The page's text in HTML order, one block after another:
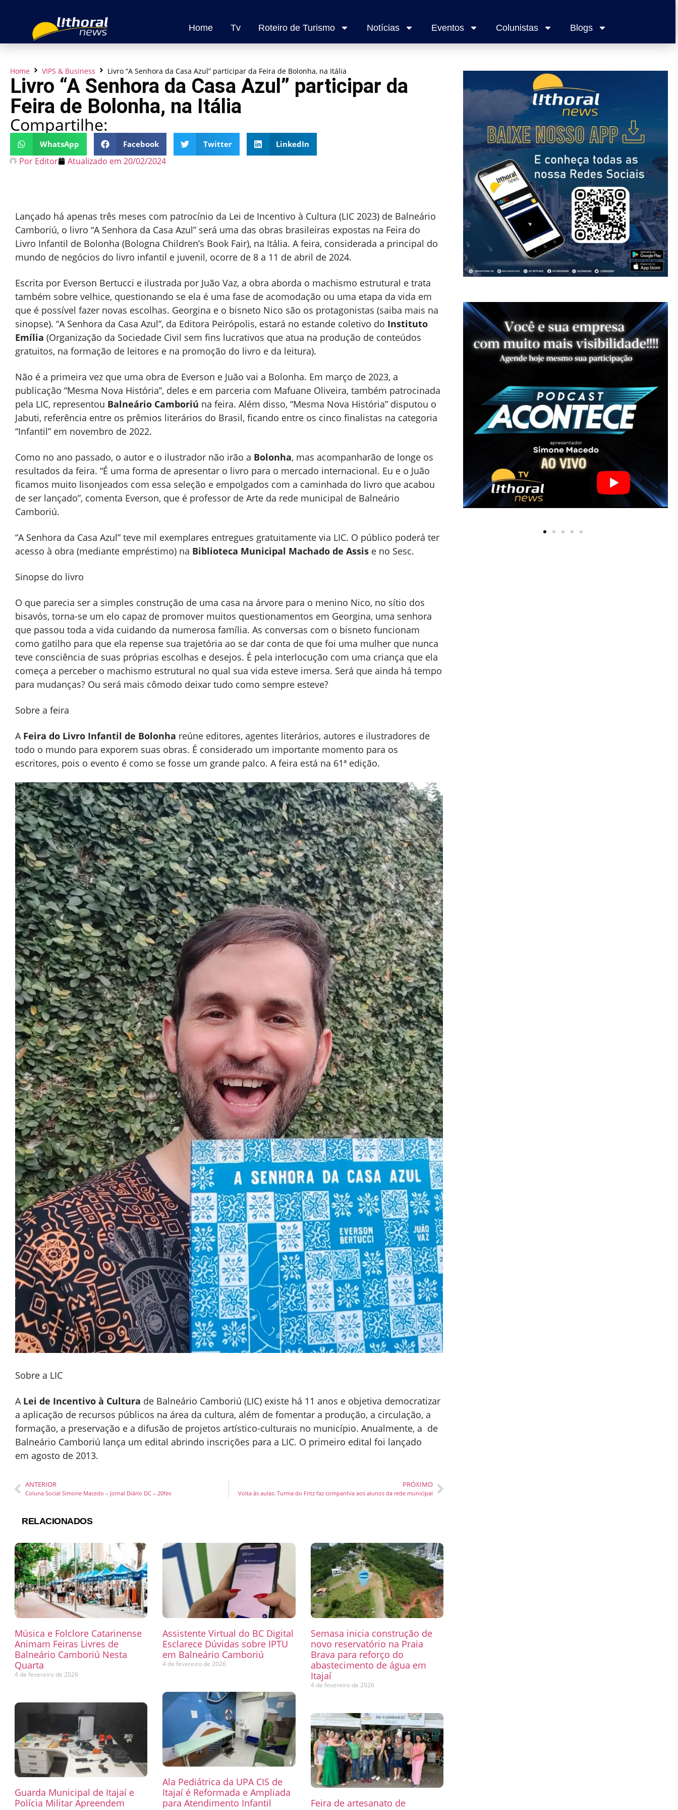
Home Tv Roteiro de Turismo Notícias Eventos Colunistas Blogs
Home VIPS & Business Livro “A Senhora da Casa Azul” participar da Feira de Bolonha, na Itália
Livro “A Senhora da Casa Azul” participar da
Feira de Bolonha, na Itália
Compartilhe:
WhatsApp Facebook Twitter LinkedIn
Por Editor Atualizado em 20/02/2024
Lançado há apenas três meses com patrocínio da Lei de Incentivo à Cultura (LIC 2023) de Balneário
Camboriú, o livro “A Senhora da Casa Azul” será uma das obras brasileiras expostas na Feira do
Livro Infantil de Bolonha (Bologna Children’s Book Fair), na Itália. A feira, considerada a principal do
mundo de negócios do livro infantil e juvenil, ocorre de 8 a 11 de abril de 2024.
Escrita por Everson Bertucci e ilustrada por Juão Vaz, a obra aborda o machismo estrutural e trata
também sobre velhice, questionando se ela é uma fase de acomodação ou uma etapa da vida em
que é possível fazer novas escolhas. Georgina e o bisneto Nico são os protagonistas (saiba mais na
sinopse). “A Senhora da Casa Azul”, da Editora Peirópolis, estará no estande coletivo do Instituto
Emília (Organização da Sociedade Civil sem fins lucrativos que atua na produção de conteúdos
gratuitos, na formação de leitores e na promoção do livro e da leitura).
Não é a primeira vez que uma obra de Everson e Juão vai a Bolonha. Em março de 2023, a
publicação “Mesma Nova História”, deles e em parceria com Mafuane Oliveira, também patrocinada
pela LIC, representou Balneário Camboriú na feira. Além disso, “Mesma Nova História” disputou o
Jabuti, referência entre os prêmios literários do Brasil, ficando entre os cinco finalistas na categoria
“Infantil” em novembro de 2022.
Como no ano passado, o autor e o ilustrador não irão a Bolonha, mas acompanharão de longe os
resultados da feira. “É uma forma de apresentar o livro para o mercado internacional. Eu e o Juão
ficamos muito lisonjeados com essa seleção e empolgados com a caminhada do livro que acabou
de ser lançado”, comenta Everson, que é professor de Arte da rede municipal de Balneário
Camboriú.
“A Senhora da Casa Azul” teve mil exemplares entregues gratuitamente via LIC. O público poderá ter
acesso à obra (mediante empréstimo) na Biblioteca Municipal Machado de Assis e no Sesc.
Sinopse do livro
O que parecia ser a simples construção de uma casa na árvore para o menino Nico, no sítio dos
bisavós, torna-se um elo capaz de promover muitos questionamentos em Georgina, uma senhora
que passou toda a vida cuidando da numerosa família. As conversas com o bisneto funcionam
como gatilho para que ela repense sua trajetória ao se dar conta de que foi uma mulher que nunca
teve consciência de suas próprias escolhas e desejos. É pela interlocução com uma criança que ela
começa a perceber o machismo estrutural no qual sua vida esteve imersa. Será que ainda há tempo
para mudanças? Ou será mais cômodo deixar tudo como sempre esteve?
Sobre a feira
A Feira do Livro Infantil de Bolonha reúne editores, agentes literários, autores e ilustradores de
todo o mundo para exporem suas obras. É considerado um importante momento para os
escritores, pois o evento é como se fosse um grande palco. A feira está na 61ª edição.
Sobre a LIC
A Lei de Incentivo à Cultura de Balneário Camboriú (LIC) existe há 11 anos e objetiva democratizar
a aplicação de recursos públicos na área da cultura, além de fomentar a produção, a circulação, a
formação, a preservação e a difusão de projetos artístico-culturais no município. Anualmente, a de
Balneário Camboriú lança um edital abrindo inscrições para a LIC. O primeiro edital foi lançado
em agosto de 2013.
ANTERIOR
Coluna Social Simone Macedo – Jornal Diário DC – 20fev
PRÓXIMO
Volta às aulas: Turma do Fritz faz companhia aos alunos da rede municipal
RELACIONADOS
Música e Folclore Catarinense
Animam Feiras Livres de
Balneário Camboriú Nesta
Quarta
4 de fevereiro de 2026
Assistente Virtual do BC Digital
Esclarece Dúvidas sobre IPTU
em Balneário Camboriú
4 de fevereiro de 2026
Semasa inicia construção de
novo reservatório na Praia
Brava para reforço do
abastecimento de água em
Itajaí
4 de fevereiro de 2026
Guarda Municipal de Itajaí e
Polícia Militar Apreendem
Ala Pediátrica da UPA CIS de
Itajaí é Reformada e Ampliada
para Atendimento Infantil
Feira de artesanato de